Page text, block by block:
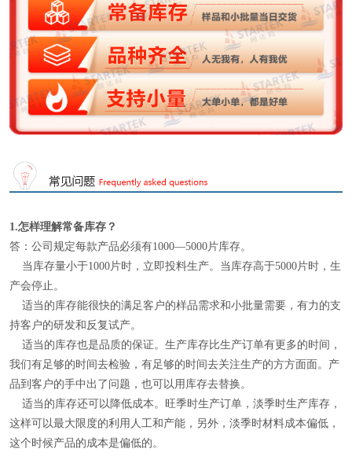
1.怎样理解常备库存？
答：公司规定每款产品必须有1000—5000片库存。
当库存量小于1000片时，立即投料生产。当库存高于5000片时，生
产会停止。
适当的库存能很快的满足客户的样品需求和小批量需要，有力的支
持客户的研发和反复试产。
适当的库存也是品质的保证。生产库存比生产订单有更多的时间，
我们有足够的时间去检验，有足够的时间去关注生产的方方面面。产
品到客户的手中出了问题，也可以用库存去替换。
适当的库存还可以降低成本。旺季时生产订单，淡季时生产库存，
这样可以最大限度的利用人工和产能，另外，淡季时材料成本偏低，
这个时候产品的成本是偏低的。